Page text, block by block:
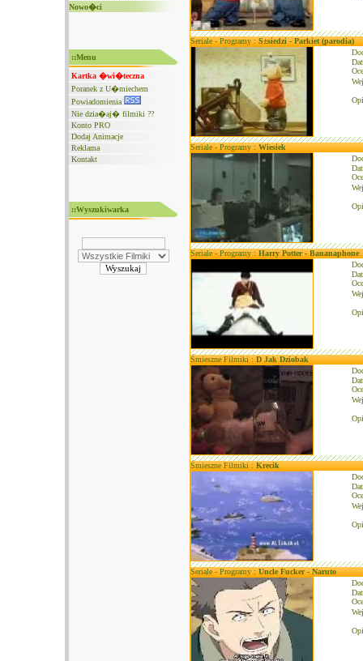
Nowo�ci
::Menu
Kartka �wi�teczna
Poranek z U�miechem
Powiadomienia
Nie dzia�aj� filmiki ??
Konto PRO
Dodaj Animacje
Reklama
Kontakt
::Wyszukiwarka
Seriale - Programy :S±siedzi - Parkiet (parodia)
Seriale - Programy :Wiesiek
Seriale - Programy :Harry Potter - Bananaphone
Śmieszne Filmiki :D Jak Dziobak
Śmieszne Filmiki :Krecik
Seriale - Programy :Uncle Fucker - Naruto